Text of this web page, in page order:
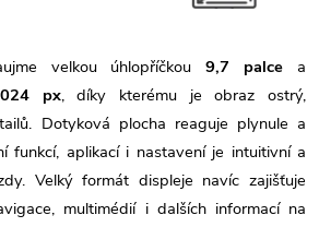
velkou úhlopříčkou9,7 palce a
px, díky kterému je obraz ostrý,
Dotyková plocha reaguje plynule a
funkcí, aplikací i nastavení je intuitivní a
Velký formát displeje navíc zajišťuje
multimédií i dalších informací na